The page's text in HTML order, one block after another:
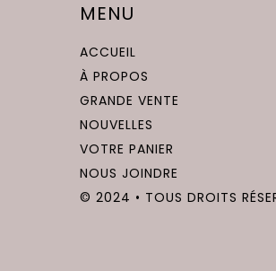
MENU
ACCUEIL
À PROPOS
GRANDE VENTE
NOUVELLES
VOTRE PANIER
NOUS JOINDRE
© 2024 • TOUS DROITS